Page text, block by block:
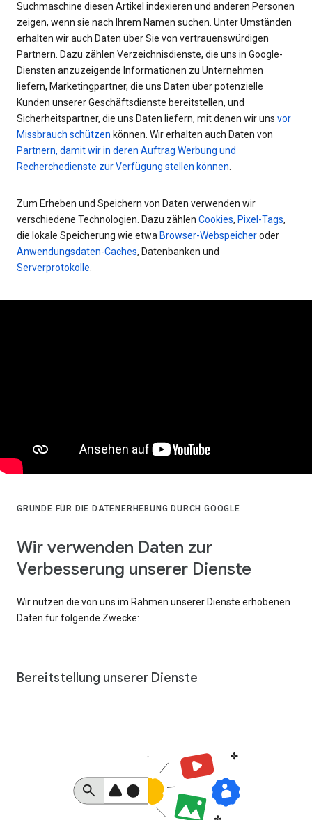
Suchmaschine diesen Artikel indexieren und anderen Personen
zeigen, wenn sie nach Ihrem Namen suchen. Unter Umständen
erhalten wir auch Daten über Sie von vertrauenswürdigen
Partnern. Dazu zählen Verzeichnisdienste, die uns in Google-
Diensten anzuzeigende Informationen zu Unternehmen
liefern, Marketingpartner, die uns Daten über potenzielle
Kunden unserer Geschäftsdienste bereitstellen, und
Sicherheitspartner, die uns Daten liefern, mit denen wir uns vor
Missbrauch schützen können. Wir erhalten auch Daten von
Partnern, damit wir in deren Auftrag Werbung und
Recherchedienste zur Verfügung stellen können
Zum Erheben und Speichern von Daten verwenden wir
verschiedene Technologien. Dazu zählen Cookies, Pixel-Tags,
die lokale Speicherung wie etwa Browser-Webspeicheroder
Anwendungsdaten-Caches, Datenbanken und
Serverprotokolle
GRÜNDE FÜR DIE DATENERHEBUNG DURCH GOOGLE
Wir verwenden Daten zur
Verbesserung unserer Dienste
Wir nutzen die von uns im Rahmen unserer Dienste erhobenen
Daten für folgende Zwecke:
Bereitstellung unserer Dienste